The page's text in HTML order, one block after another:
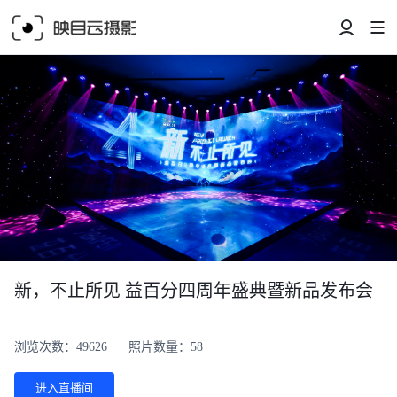
新，不止所见 益百分四周年盛典暨新品发布会
浏览次数：49626 照片数量：58
进入直播间